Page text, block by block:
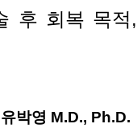
후 회복 목적,
박영 M.D., Ph.D.